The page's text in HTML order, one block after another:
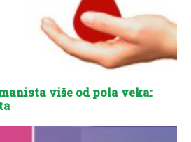
više od pola veka: